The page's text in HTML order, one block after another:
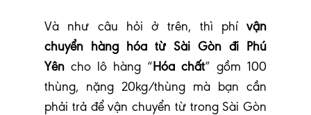
Và như câu hỏi ở trên, thì phí vận
chuyển hàng hóa từ Sài Gòn đi Phú
Yên cho lô hàng “Hóa chất” gồm 100
thùng, nặng 20kg/thùng mà bạn cần
phải trả để vận chuyển từ trong Sài Gòn